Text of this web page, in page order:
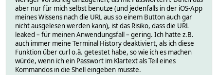
aber nur für mich selbst benutze (und jedenfalls in der iOS-App
meines Wissens nach die URL aus so einem Button auch gar
nicht ausgelesen werden kann), ist das Risiko, dass die URL
leaked – für meinen Anwendungsfall – gering. Ich hatte z.B.
auch immer meine Terminal History deaktiviert, als ich diese
Funktion über curl o.ä. getestet habe, so wie ich es machen
würde, wenn ich ein Passwort im Klartext als Teil eines
Kommandos in die Shell eingeben müsste.